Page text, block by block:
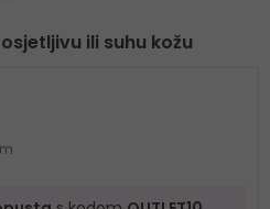
ili suhu kožu